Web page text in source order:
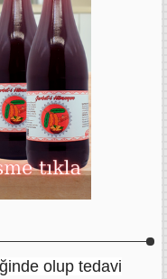
olup tedavi